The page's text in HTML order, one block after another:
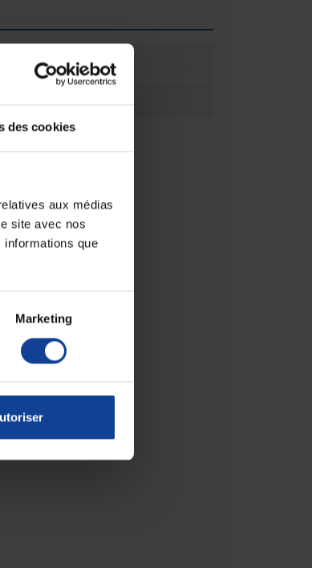
des cookies
aux médias
site avec nos
que
Marketing